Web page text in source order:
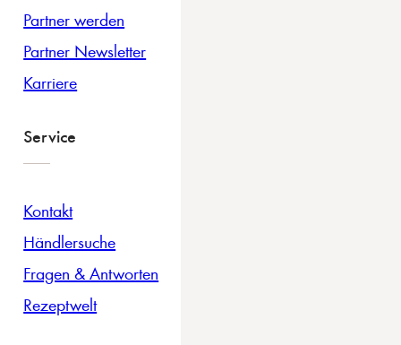
Partner werden
Partner Newsletter
Karriere
Service
Kontakt
Händlersuche
Fragen & Antworten
Rezeptwelt